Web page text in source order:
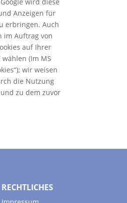
Anzeigen für
erbringen. Auch
im Auftrag von
auf Ihrer
(Im MS
wir weisen
die Nutzung
zu dem zuvor
RECHTLICHES